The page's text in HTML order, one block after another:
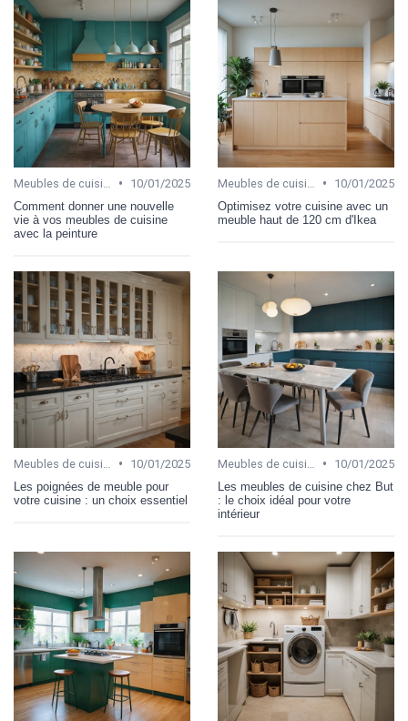
Meubles de cuisine •
10/01/2025
Comment donner une nouvelle
vie à vos meubles de cuisine
avec la peinture
Meubles de cuisine •
10/01/2025
Optimisez votre cuisine avec un
meuble haut de 120 cm d'Ikea
Meubles de cuisine •
10/01/2025
Les poignées de meuble pour
votre cuisine : un choix essentiel
Meubles de cuisine •
10/01/2025
Les meubles de cuisine chez But
: le choix idéal pour votre
intérieur